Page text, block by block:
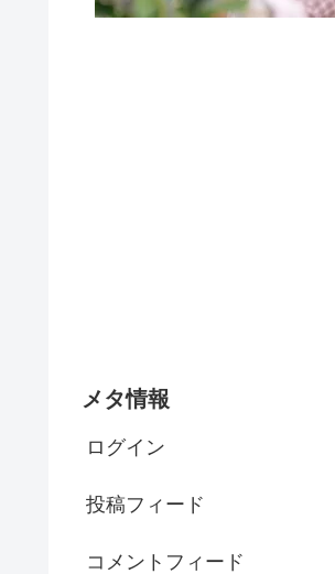
メタ情報
ログイン
投稿フィード
コメントフィード